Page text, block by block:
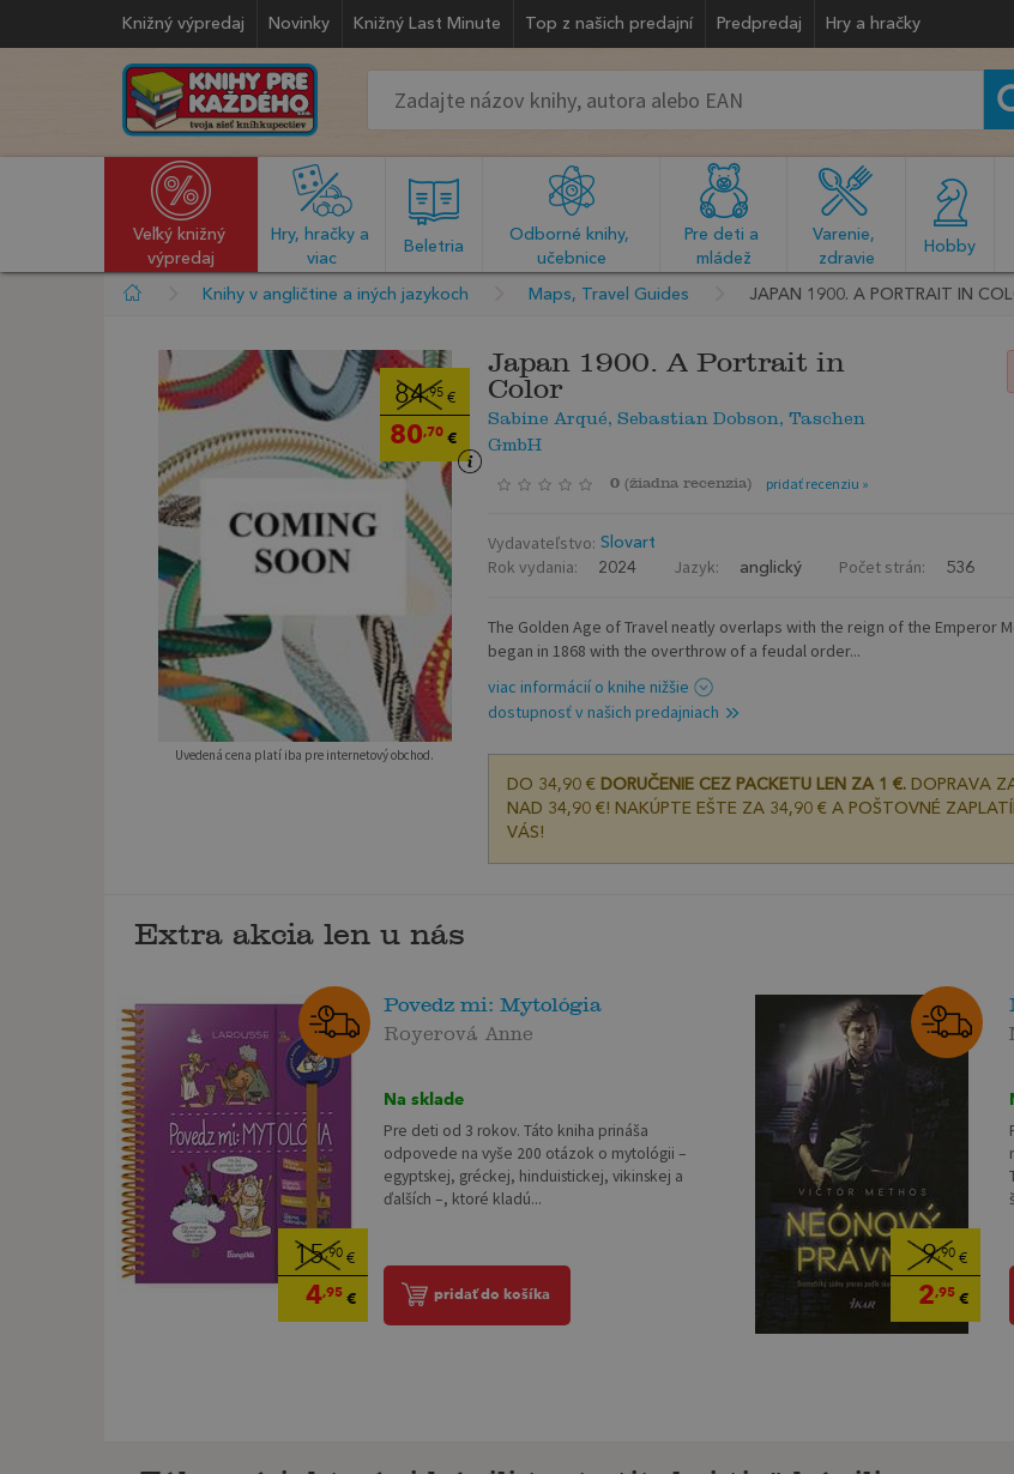
Knižný výpredaj Novinky Knižný Last Minute Top z našich predajní Predpredaj Hry a hračky
Veľký knižný
výpredaj
Hry, hračky a
viac
Beletria
Odborné knihy,
učebnice
Pre deti a
mládež
Varenie,
zdravie
Hobby
Knihy v angličtine a iných jazykoch Maps, Travel Guides JAPAN 1900. A PORTRAIT IN
84,95 €
80,70 €
Uvedená cena platí iba pre internetový obchod.
Japan 1900. A Portrait in
Color
Sabine Arqué, Sebastian Dobson, Taschen
GmbH
0 (žiadna recenzia) pridať recenziu »
Vydavateľstvo: Slovart
Rok vydania: 2024 Jazyk: anglický Počet strán: 536
The Golden Age of Travel neatly overlaps with the reign of the Emperor
began in 1868 with the overthrow of a feudal order...
viac informácií o knihe nižšie
dostupnosť v našich predajniach
DO 34,90 € DORUČENIE CEZ PACKETU LEN ZA 1 €.DOPRAVA
NAD 34,90 €! NAKÚPTE EŠTE ZA 34,90 € A POŠTOVNÉ
VÁS!
Extra akcia len u nás
15,90€
4,95€
Povedz mi: Mytológia
Royerová Anne
Na sklade
Pre deti od 3 rokov. Táto kniha prináša
odpovede na vyše 200 otázok o mytológii –
egyptskej, gréckej, hinduistickej, vikinskej a
ďalších –, ktoré kladú...
pridať do košíka
9,90€
2,95€